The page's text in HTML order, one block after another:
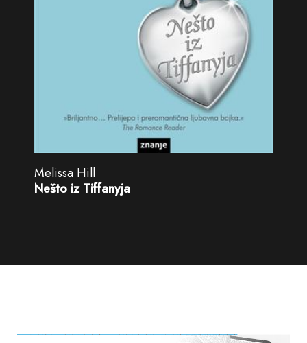
Melissa Hill
Nešto iz Tiffanyja